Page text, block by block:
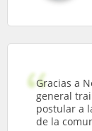
Gracias a
general
postular a
de la